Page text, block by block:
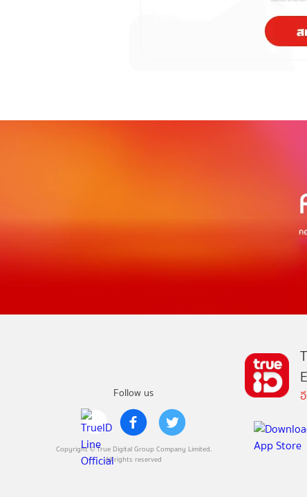
Follow us
Copyright © True Digital Group Company Limited.
All rights reserved